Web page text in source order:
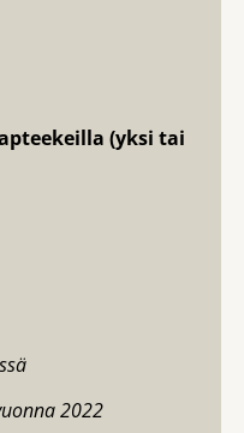
(yksi tai
2022